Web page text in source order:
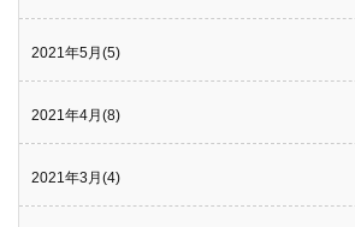
2021年5月(5)
2021年4月(8)
2021年3月(4)